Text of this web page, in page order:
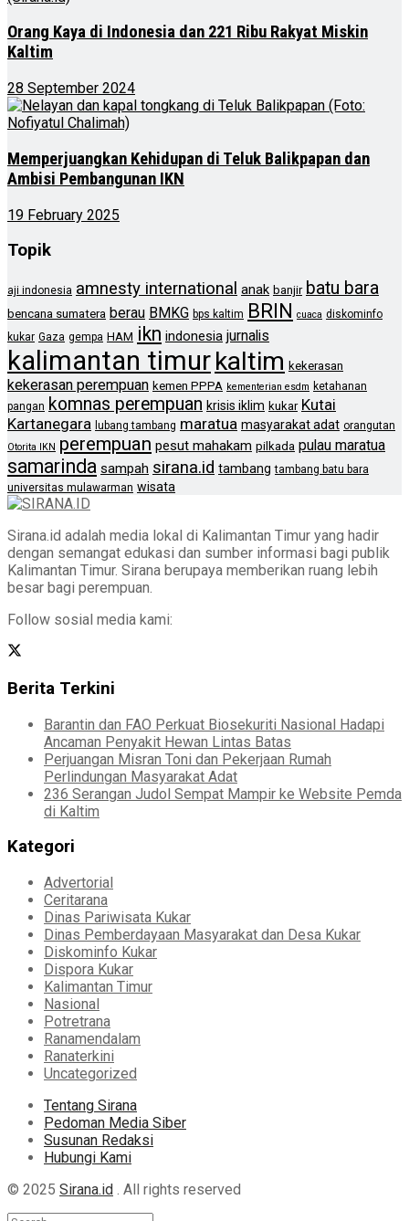
Orang Kaya di Indonesia dan 221 Ribu Rakyat Miskin
Kaltim
28 September 2024
Memperjuangkan Kehidupan di Teluk Balikpapan dan
Ambisi Pembangunan IKN
19 February 2025
Topik
aji indonesia amnesty international anak banjir batu bara
bencana sumatera berau BMKG bps kaltim BRIN cuaca diskominfo
kukar Gaza gempa HAM ikn indonesia jurnalis
kalimantan timurkaltim kekerasan
kekerasan perempuan kemen PPPA kementerian esdm ketahanan
pangan komnas perempuan krisis iklim kukar Kutai
Kartanegara lubang tambang maratua masyarakat adat orangutan
Otorita IKN perempuan pesut mahakam pilkada pulau maratua
samarinda sampah sirana.id tambang tambang batu bara
universitas mulawarman wisata
Sirana.id adalah media lokal di Kalimantan Timur yang hadir
dengan semangat edukasi dan sumber informasi bagi publik
Kalimantan Timur. Sirana berupaya memberikan ruang lebih
besar bagi perempuan.
Follow sosial media kami:
Berita Terkini
Barantin dan FAO Perkuat Biosekuriti Nasional Hadapi
Ancaman Penyakit Hewan Lintas Batas
Perjuangan Misran Toni dan Pekerjaan Rumah
Perlindungan Masyarakat Adat
236 Serangan Judol Sempat Mampir ke Website Pemda
di Kaltim
Kategori
Advertorial
Ceritarana
Dinas Pariwisata Kukar
Dinas Pemberdayaan Masyarakat dan Desa Kukar
Diskominfo Kukar
Dispora Kukar
Kalimantan Timur
Nasional
Potretrana
Ranamendalam
Ranaterkini
Uncategorized
Tentang Sirana
Pedoman Media Siber
Susunan Redaksi
Hubungi Kami
© 2025 Sirana.id . All rights reserved